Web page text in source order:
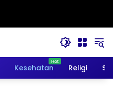
Kesehatan Religi